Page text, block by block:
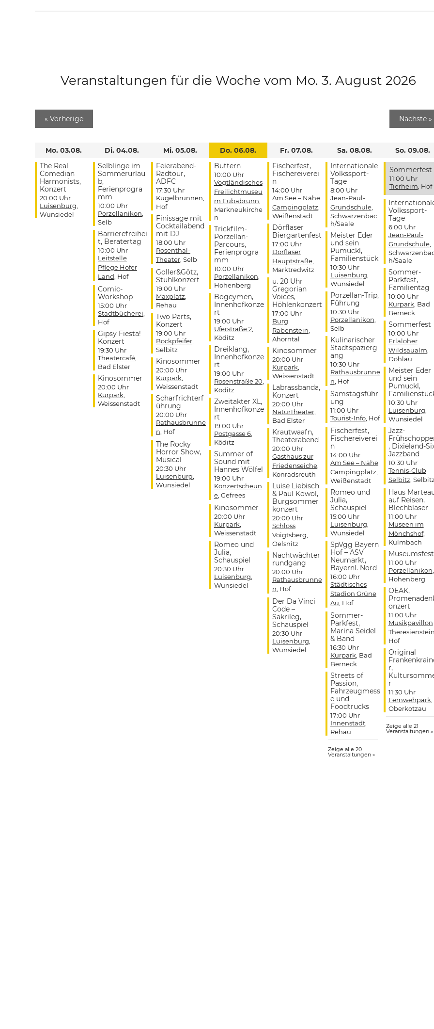
Veranstaltungen für die Woche vom Mo. 3. August 2026
« Vorherige Nächste »
Mo. 03.08.
The Real
Comedian
Harmonists,
Konzert
20:00 Uhr
Luisenburg,
Wunsiedel
Di. 04.08.
Selblinge im
Sommerurlau
b,
Ferienprogra
mm
10:00 Uhr
Porzellanikon,
Selb
Barrierefreihei
t, Beratertag
10:00 Uhr
Leitstelle
Pflege Hofer
Land, Hof
Comic-
Workshop
15:00 Uhr
Stadtbücherei,
Hof
Gipsy Fiesta!
Konzert
19:30 Uhr
Theatercafé,
Bad Elster
Kinosommer
20:00 Uhr
Kurpark,
Weissenstadt
Mi. 05.08.
Feierabend-
Radtour,
ADFC
17:30 Uhr
Kugelbrunnen,
Hof
Finissage mit
Cocktailabend
mit DJ
18:00 Uhr
Rosenthal-
Theater, Selb
Goller&Götz,
Stuhlkonzert
19:00 Uhr
Maxplatz,
Rehau
Two Parts,
Konzert
19:00 Uhr
Bockpfeifer,
Selbitz
Kinosommer
20:00 Uhr
Kurpark,
Weissenstadt
Scharfrichterf
ührung
20:00 Uhr
Rathausbrunne
n, Hof
The Rocky
Horror Show,
Musical
20:30 Uhr
Luisenburg,
Wunsiedel
Do. 06.08.
Buttern
10:00 Uhr
Vogtländisches
Freilichtmuseu
m Eubabrunn,
Markneukirche
n
Trickfilm-
Porzellan-
Parcours,
Ferienprogra
mm
10:00 Uhr
Porzellanikon,
Hohenberg
Bogeymen,
Innenhofkonze
rt
19:00 Uhr
Uferstraße 2,
Köditz
Dreiklang,
Innenhofkonze
rt
19:00 Uhr
Rosenstraße 20,
Köditz
Zweitakter XL,
Innenhofkonze
rt
19:00 Uhr
Postgasse 6,
Köditz
Summer of
Sound mit
Hannes Wölfel
19:00 Uhr
Konzertscheun
e, Gefrees
Kinosommer
20:00 Uhr
Kurpark,
Weissenstadt
Romeo und
Julia,
Schauspiel
20:30 Uhr
Luisenburg,
Wunsiedel
Fr. 07.08.
Fischerfest,
Fischereiverei
n
14:00 Uhr
Am See – Nähe
Campingplatz,
Weißenstadt
Dörflaser
Biergartenfest
17:00 Uhr
Dörflaser
Hauptstraße,
Marktredwitz
u. 20 Uhr
Gregorian
Voices,
Höhlenkonzert
17:00 Uhr
Burg
Rabenstein,
Ahorntal
Kinosommer
20:00 Uhr
Kurpark,
Weissenstadt
Labrassbanda,
Konzert
20:00 Uhr
NaturTheater,
Bad Elster
Krautwaafn,
Theaterabend
20:00 Uhr
Gasthaus zur
Friedenseiche,
Konradsreuth
Luise Liebisch
& Paul Kowol,
Burgsommer
konzert
20:00 Uhr
Schloss
Voigtsberg,
Oelsnitz
Nachtwächter
rundgang
20:00 Uhr
Rathausbrunne
n, Hof
Der Da Vinci
Code –
Sakrileg,
Schauspiel
20:30 Uhr
Luisenburg,
Wunsiedel
Sa. 08.08.
Internationale
Volkssport-
Tage
8:00 Uhr
Jean-Paul-
Grundschule,
Schwarzenbac
h/Saale
Meister Eder
und sein
Pumuckl,
Familienstück
10:30 Uhr
Luisenburg,
Wunsiedel
Porzellan-Trip,
Führung
10:30 Uhr
Porzellanikon,
Selb
Kulinarischer
Stadtspazierg
ang
10:30 Uhr
Rathausbrunne
n, Hof
Samstagsführ
ung
11:00 Uhr
Tourist-Info, Hof
Fischerfest,
Fischereiverei
n
14:00 Uhr
Am See – Nähe
Campingplatz,
Weißenstadt
Romeo und
Julia,
Schauspiel
15:00 Uhr
Luisenburg,
Wunsiedel
SpVgg Bayern
Hof – ASV
Neumarkt,
Bayernl. Nord
16:00 Uhr
Städtisches
Stadion Grüne
Au, Hof
Sommer-
Parkfest,
Marina Seidel
& Band
16:30 Uhr
Kurpark, Bad
Berneck
Streets of
Passion,
Fahrzeugmess
e und
Foodtrucks
17:00 Uhr
Innenstadt,
Rehau
Zeige alle 20
Veranstaltungen »
So. 09.08.
Sommerfest
11:00 Uhr
Tierheim, Hof
Volkssport-
Tage
6:00 Uhr
Jean-Paul-
Grundschule,
h/Saale
Sommer-
Parkfest,
Familientag
10:00 Uhr
Kurpark, Bad
Berneck
Sommerfest
10:00 Uhr
Erlaloher
Wildsaualm,
Döhlau
Meister Eder
und sein
Pumuckl,
10:30 Uhr
Luisenburg,
Wunsiedel
Jazz-
, Dixieland-
Jazzband
10:30 Uhr
Tennis-Club
Selbitz,
Haus
auf Reisen,
Blechbläser
11:00 Uhr
Museen im
Mönchshof,
Kulmbach
Museumsfest
11:00 Uhr
Porzellanikon,
Hohenberg
OEAK,
onzert
11:00 Uhr
Musikpavillon
Hof
Original
r,
r
11:30 Uhr
Fernwehpark,
Oberkotzau
Zeige alle 21
Veranstaltungen »